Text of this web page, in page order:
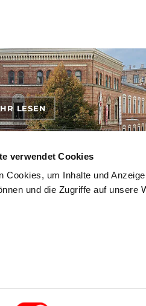
verwendet Cookies
Cookies, um Inhalte und
und die Zugriffe auf unsere
LESEN
zu Fuß, mit dem Fahrrad